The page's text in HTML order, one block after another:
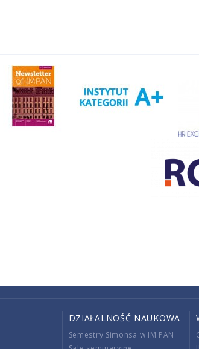
DZIAŁALNOŚĆ NAUKOWA
Semestry Simonsa w IM PAN